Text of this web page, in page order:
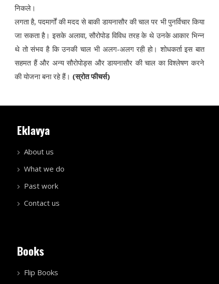
निकले।
लगता है, पदमार्गों की मदद से बाकी डायनासौर की चाल पर भी पुनर्विचार किया
जा सकता है। इसके अलावा, सौरोपोड विविध तरह के थे उनके आकार भिन्न
थे तो संभव है कि उनकी चाल भी अलग-अलग रही हो। शोधकर्ता इस बात
सहमत हैं और अन्य सौरोपोड्स और डायनासौर की चाल का विश्लेषण करने
की योजना बना रहे हैं। (स्रोत फीचर्स)
Eklavya
About us
What we do
Past work
Contact us
Books
Flip Books